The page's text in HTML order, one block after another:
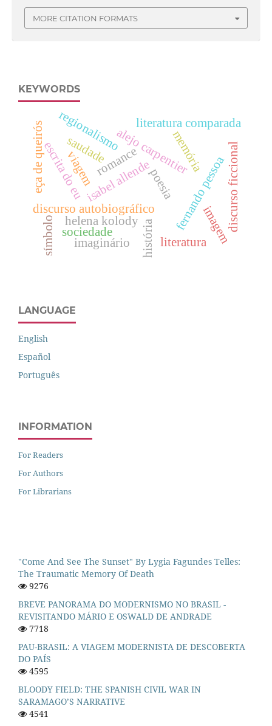
MORE CITATION FORMATS
KEYWORDS
discurso autobiográfico
escrita do eu fernando pessoa
memória
alejo carpentier
romance
literatura comparada
regionalismo
discurso ficcional
isabel allende
helena kolody
poesia
imagem
história
sociedade
saudade
eça de queirós viagem
literatura
símbolo imaginário
LANGUAGE
English
Español
Português
INFORMATION
For Readers
For Authors
For Librarians
"Come And See The Sunset" By Lygia Fagundes Telles:
The Traumatic Memory Of Death
9276
BREVE PANORAMA DO MODERNISMO NO BRASIL -
REVISITANDO MÁRIO E OSWALD DE ANDRADE
7718
PAU-BRASIL: A VIAGEM MODERNISTA DE DESCOBERTA
DO PAÍS
4595
BLOODY FIELD: THE SPANISH CIVIL WAR IN
SARAMAGO’S NARRATIVE
4541